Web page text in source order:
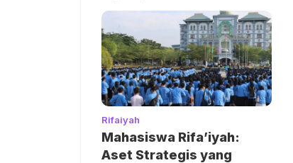
Rifaiyah
Mahasiswa Rifa’iyah:
Aset Strategis yang